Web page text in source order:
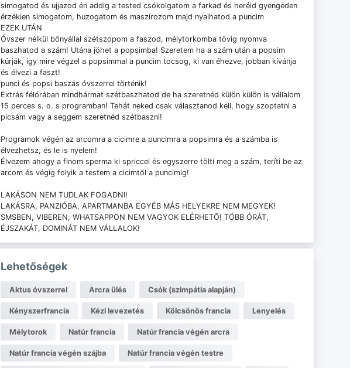
simogatod és ujjazod én addig a tested csókolgatom a farkad és heréid gyengéden
érzékien simogatom, huzogatom és maszírozom majd nyalhatod a puncim
EZEK UTÁN
Óvszer nélkül bőnyállal szétszopom a faszod, mélytorkomba tövig nyomva
baszhatod a szám! Utána jöhet a popsimba! Szeretem ha a szám után a popsim
kúrják, így mire végzel a popsimmal a puncim tocsog, ki van éhezve, jobban kívánja
és élvezi a faszt!
punci és popsi baszás óvszerrel történik!
Extrás félórában mindhármat szétbaszhatod de ha szeretnéd külön külön is vállalom
15 perces s. o. s programban! Tehát neked csak választanod kell, hogy szoptatni a
picsám vagy a seggem szeretnéd szétbaszni!
Programok végén az arcomra a cicimre a puncimra a popsimra és a számba is
élvezhetsz, és le is nyelem!
Élvezem ahogy a finom sperma ki spriccel és egyszerre tölti meg a szám, teríti be az
arcom és végig folyik a testem a cicimtől a puncimig!
LAKÁSON NEM TUDLAK FOGADNI!
LAKÁSRA, PANZIÓBA, APARTMANBA EGYÉB MÁS HELYEKRE NEM MEGYEK!
SMSBEN, VIBEREN, WHATSAPPON NEM VAGYOK ELÉRHETŐ! TÖBB ÓRÁT,
ÉJSZAKÁT, DOMINÁT NEM VÁLLALOK!
Lehetőségek
Aktus óvszerrel Arcra ülés Csók (szimpátia alapján)
Kényszerfrancia Kézi levezetés Kölcsönös francia Lenyelés
Mélytorok Natúr francia Natúr francia végén arcra
Natúr francia végén szájba Natúr francia végén testre